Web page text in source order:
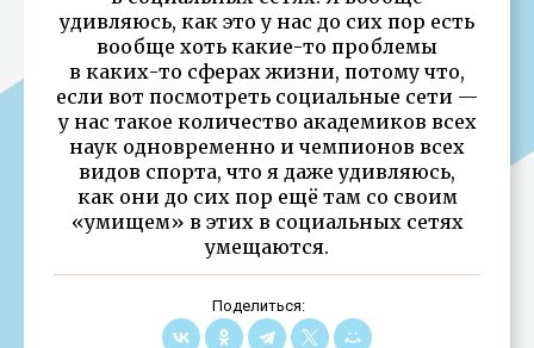
удивляюсь, как это у нас до сих пор есть
вообще хоть какие-то проблемы
в каких-то сферах жизни, потому что,
если вот посмотреть социальные сети —
у нас такое количество академиков всех
наук одновременно и чемпионов всех
видов спорта, что я даже удивляюсь,
как они до сих пор ещё там со своим
«умищем» в этих в социальных сетях
умещаются.
Поделиться: